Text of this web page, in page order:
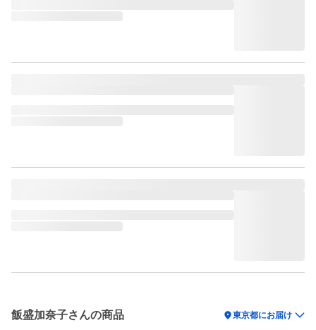
飯盛加奈子さんの商品 location_on東京都にお届け